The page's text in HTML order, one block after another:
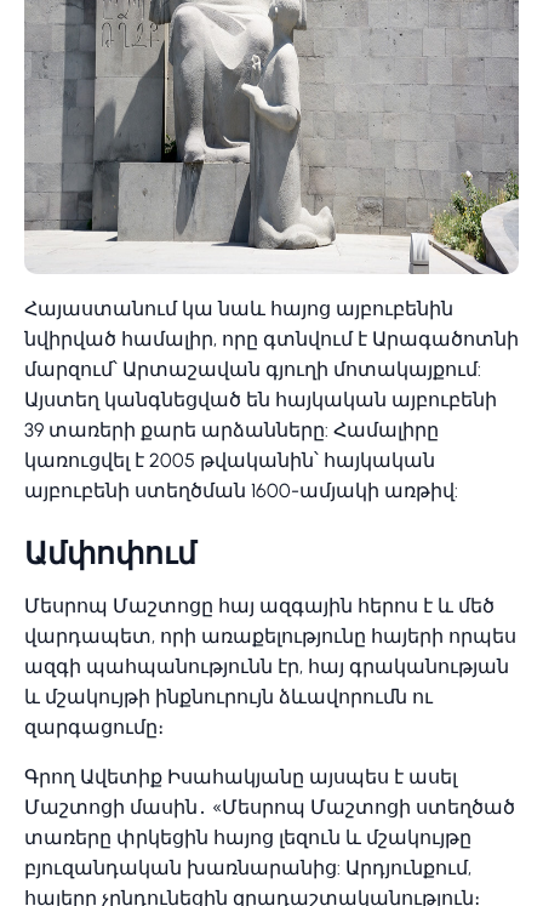
Հայաստանում կա նաև հայոց այբուբենին
նվիրված համալիր, որը գտնվում է Արագածոտնի
մարզում՝ Արտաշավան գյուղի մոտակայքում:
Այստեղ կանգնեցված են հայկական այբուբենի
39 տառերի քարե արձանները: Համալիրը
կառուցվել է 2005 թվականին՝ հայկական
այբուբենի ստեղծման 1600-ամյակի առթիվ:
Ամփոփում
Մեսրոպ Մաշտոցը հայ ազգային հերոս է և մեծ
վարդապետ, որի առաքելությունը հայերի որպես
ազգի պահպանությունն էր, հայ գրականության
և մշակույթի ինքնուրույն ձևավորումն ու
զարգացումը։
Գրող Ավետիք Իսահակյանը այսպես է ասել
Մաշտոցի մասին․ «Մեսրոպ Մաշտոցի ստեղծած
տառերը փրկեցին հայոց լեզուն և մշակույթը
բյուզանդական խառնարանից: Արդյունքում,
հայերը չընդունեցին զրադաշտականություն։